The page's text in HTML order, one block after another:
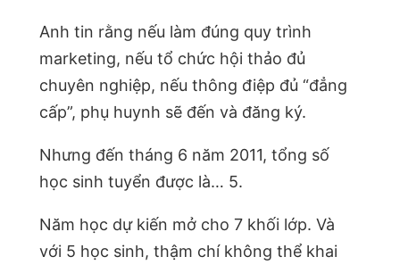
Anh tin rằng nếu làm đúng quy trình
marketing, nếu tổ chức hội thảo đủ
chuyên nghiệp, nếu thông điệp đủ “đẳng
cấp”, phụ huynh sẽ đến và đăng ký.
Nhưng đến tháng 6 năm 2011, tổng số
học sinh tuyển được là… 5.
Năm học dự kiến mở cho 7 khối lớp. Và
với 5 học sinh, thậm chí không thể khai